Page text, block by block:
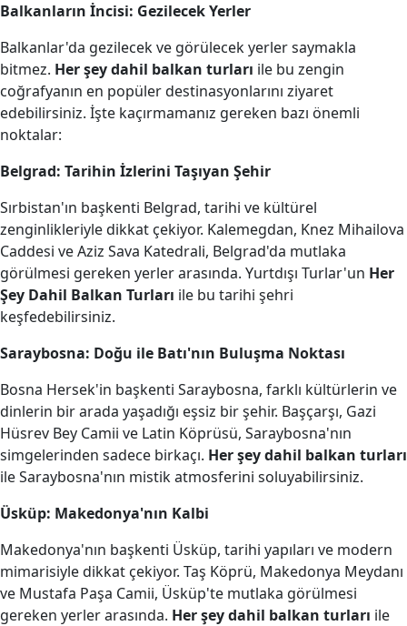
Balkanların İncisi: Gezilecek Yerler
Balkanlar'da gezilecek ve görülecek yerler saymakla
bitmez. Her şey dahil balkan turları ile bu zengin
coğrafyanın en popüler destinasyonlarını ziyaret
edebilirsiniz. İşte kaçırmamanız gereken bazı önemli
noktalar:
Belgrad: Tarihin İzlerini Taşıyan Şehir
Sırbistan'ın başkenti Belgrad, tarihi ve kültürel
zenginlikleriyle dikkat çekiyor. Kalemegdan, Knez Mihailova
Caddesi ve Aziz Sava Katedrali, Belgrad'da mutlaka
görülmesi gereken yerler arasında. Yurtdışı Turlar'un Her
Şey Dahil Balkan Turları ile bu tarihi şehri
keşfedebilirsiniz.
Saraybosna: Doğu ile Batı'nın Buluşma Noktası
Bosna Hersek'in başkenti Saraybosna, farklı kültürlerin ve
dinlerin bir arada yaşadığı eşsiz bir şehir. Başçarşı, Gazi
Hüsrev Bey Camii ve Latin Köprüsü, Saraybosna'nın
simgelerinden sadece birkaçı. Her şey dahil balkan turları
ile Saraybosna'nın mistik atmosferini soluyabilirsiniz.
Üsküp: Makedonya'nın Kalbi
Makedonya'nın başkenti Üsküp, tarihi yapıları ve modern
mimarisiyle dikkat çekiyor. Taş Köprü, Makedonya Meydanı
ve Mustafa Paşa Camii, Üsküp'te mutlaka görülmesi
gereken yerler arasında. Her şey dahil balkan turları ile